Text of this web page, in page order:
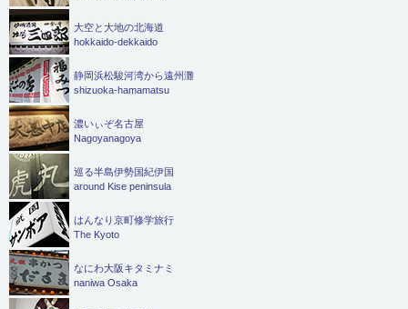
大空と大地の北海道
hokkaido-dekkaido
静岡浜松駿河湾から遠州灘
shizuoka-hamamatsu
濃いぃぞ名古屋
Nagoyanagoya
巡る半島伊勢国紀伊国
around Kise peninsula
はんなり京町修学旅行
The Kyoto
なにわ大阪キタミナミ
naniwa Osaka